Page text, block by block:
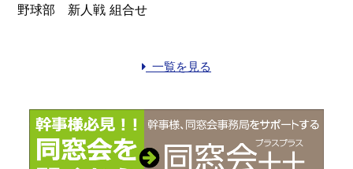
野球部 新人戦 組合せ
一覧を見る